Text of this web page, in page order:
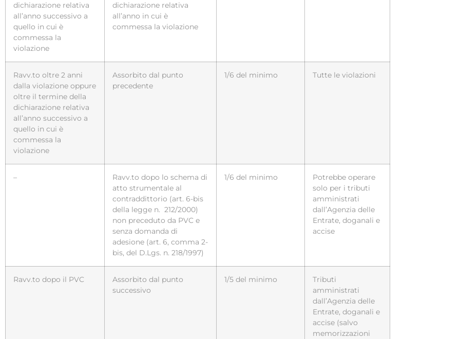
dichiarazione relativa
all’anno successivo a
quello in cui è
commessa la
violazione
dichiarazione relativa
all’anno in cui è
commessa la violazione
Ravv.to oltre 2 anni
dalla violazione oppure
oltre il termine della
dichiarazione relativa
all’anno successivo a
quello in cui è
commessa la
violazione
Assorbito dal punto
precedente
1/6 del minimo Tutte le violazioni
–
Ravv.to dopo lo schema di
atto strumentale al
contraddittorio (art. 6-bis
della legge n. 212/2000)
non preceduto da PVC e
senza domanda di
adesione (art. 6, comma 2-
bis, del D.Lgs. n. 218/1997)
1/6 del minimo
Potrebbe operare
solo per i tributi
amministrati
dall’Agenzia delle
Entrate, doganali e
accise
Ravv.to dopo il PVC
Assorbito dal punto
successivo
1/5 del minimo
Tributi
amministrati
dall’Agenzia delle
Entrate, doganali e
accise (salvo
memorizzazioni